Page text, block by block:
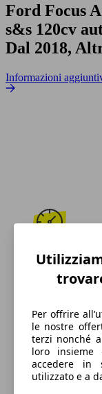
Ford Focus
s&s 120cv
Dal 2018,
Informazioni
189 km/h
Velocità
Diesel
Carburante
Per offrire
le nostre
terzi nonché
loro insieme
accedere in
utilizzato e a